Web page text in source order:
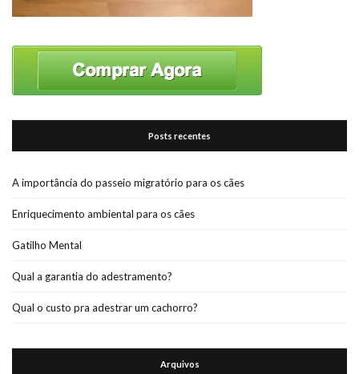
Posts recentes
A importância do passeio migratório para os cães
Enriquecimento ambiental para os cães
Gatilho Mental
Qual a garantia do adestramento?
Qual o custo pra adestrar um cachorro?
Arquivos